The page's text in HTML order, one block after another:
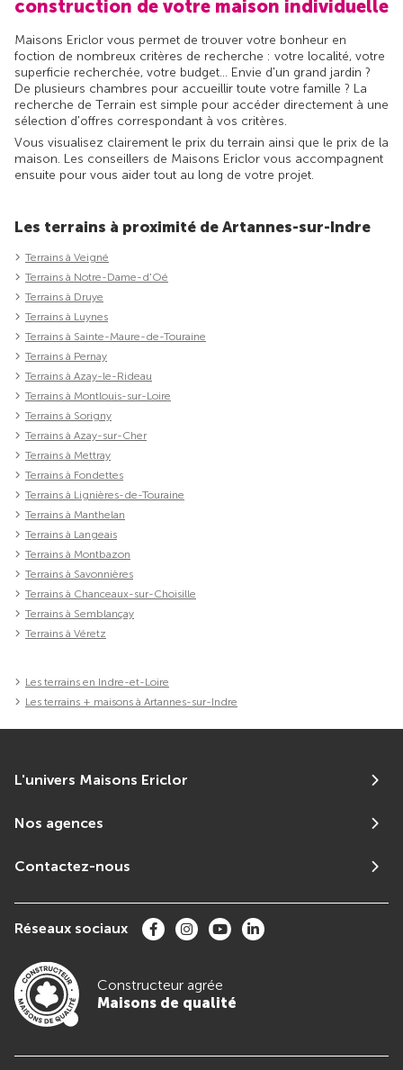
construction de votre maison individuelle
Maisons Ericlor vous permet de trouver votre bonheur en
foction de nombreux critères de recherche : votre localité, votre
superficie recherchée, votre budget... Envie d'un grand jardin ?
De plusieurs chambres pour accueillir toute votre famille ? La
recherche de Terrain est simple pour accéder directement à une
sélection d'offres correspondant à vos critères.
Vous visualisez clairement le prix du terrain ainsi que le prix de la
maison. Les conseillers de Maisons Ericlor vous accompagnent
ensuite pour vous aider tout au long de votre projet.
Les terrains à proximité de Artannes-sur-Indre
Terrains à Veigné
Terrains à Notre-Dame-d'Oé
Terrains à Druye
Terrains à Luynes
Terrains à Sainte-Maure-de-Touraine
Terrains à Pernay
Terrains à Azay-le-Rideau
Terrains à Montlouis-sur-Loire
Terrains à Sorigny
Terrains à Azay-sur-Cher
Terrains à Mettray
Terrains à Fondettes
Terrains à Lignières-de-Touraine
Terrains à Manthelan
Terrains à Langeais
Terrains à Montbazon
Terrains à Savonnières
Terrains à Chanceaux-sur-Choisille
Terrains à Semblançay
Terrains à Véretz
Les terrains en Indre-et-Loire
Les terrains + maisons à Artannes-sur-Indre
L'univers Maisons Ericlor
Nos agences
Contactez-nous
Réseaux sociaux
Constructeur agrée
Maisons de qualité